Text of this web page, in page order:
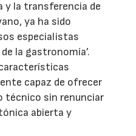
y la transferencia de
ya ha sido
especialistas
la gastronomía’.
capaz de ofrecer
técnico sin renunciar
abierta y